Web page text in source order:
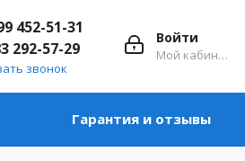
Войти
Мой кабинет
452-51-31
292-57-29
звонок
Гарантия и отзывы